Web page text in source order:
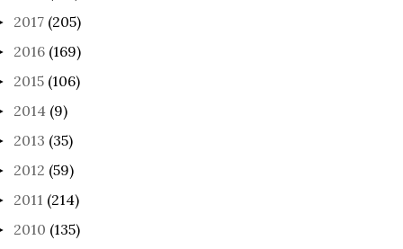
2017 (205)
2016 (169)
2015 (106)
2014 (9)
2013 (35)
2012 (59)
2011 (214)
2010 (135)